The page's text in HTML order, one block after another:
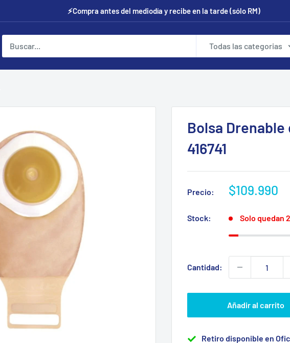
⚡Compra antes del mediodía y recibe en la tarde (sólo RM)
Todas las categorias
Bolsa Drenable
416741
Precio:
Precio
venta
$109.990
Stock: Solo quedan
Cantidad:
Añadir al carrito
Retiro disponible en